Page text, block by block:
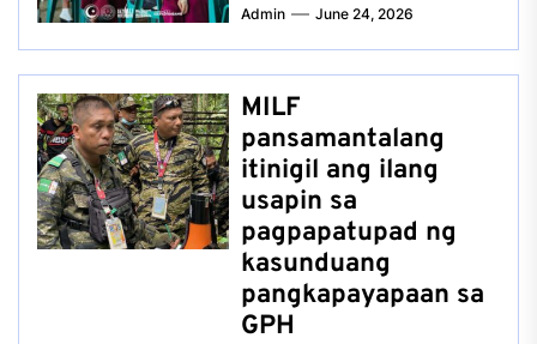
Admin June 24, 2026
MILF
pansamantalang
itinigil ang ilang
usapin sa
pagpapatupad ng
kasunduang
pangkapayapaan sa
GPH